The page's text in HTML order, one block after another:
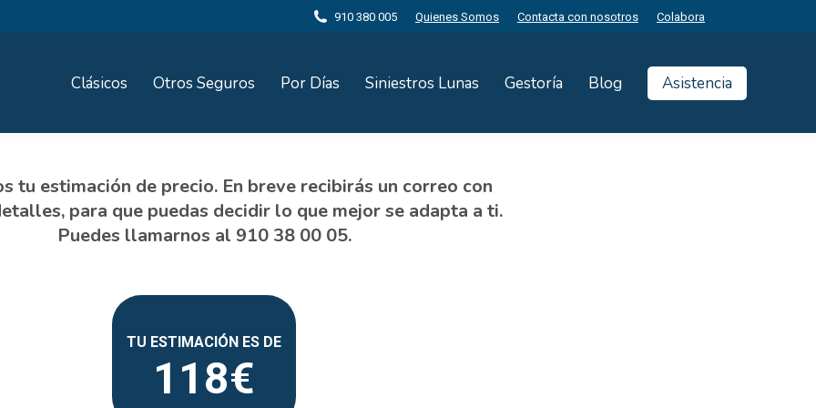
910 380 005 Quienes Somos Contacta con nosotros Colabora
Clásicos Otros Seguros Por Días Siniestros Lunas Gestoría Blog Asistencia
118